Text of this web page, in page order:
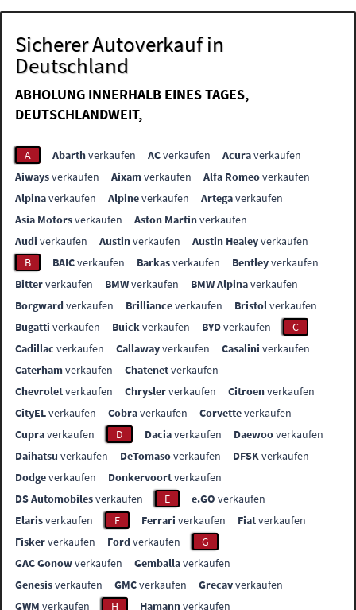
Sicherer Autoverkauf in
Deutschland
ABHOLUNG INNERHALB EINES TAGES,
DEUTSCHLANDWEIT,
A Abarthverkaufen ACverkaufen Acuraverkaufen
Aiwaysverkaufen Aixamverkaufen Alfa Romeoverkaufen
Alpinaverkaufen Alpineverkaufen Artegaverkaufen
Asia Motorsverkaufen Aston Martinverkaufen
Audi verkaufen Austinverkaufen Austin Healeyverkaufen
B
BAICverkaufen Barkasverkaufen Bentleyverkaufen
Bitterverkaufen BMWverkaufen BMW Alpinaverkaufen
Borgwardverkaufen Brillianceverkaufen Bristolverkaufen
Bugatti verkaufen Buickverkaufen BYDverkaufen
C
Cadillac verkaufen Callawayverkaufen Casalini verkaufen
Caterhamverkaufen Chatenetverkaufen
Chevroletverkaufen Chryslerverkaufen Citroenverkaufen
CityELverkaufen Cobraverkaufen Corvetteverkaufen
Cupraverkaufen D Daciaverkaufen Daewooverkaufen
Daihatsu verkaufen DeTomasoverkaufen DFSKverkaufen
Dodgeverkaufen Donkervoortverkaufen
DS Automobilesverkaufen E e.GO verkaufen
Elarisverkaufen F Ferrari verkaufen Fiatverkaufen
Fiskerverkaufen Fordverkaufen
G
GAC Gonowverkaufen Gemballaverkaufen
Genesisverkaufen GMCverkaufen Grecavverkaufen
GWM verkaufen H Hamannverkaufen